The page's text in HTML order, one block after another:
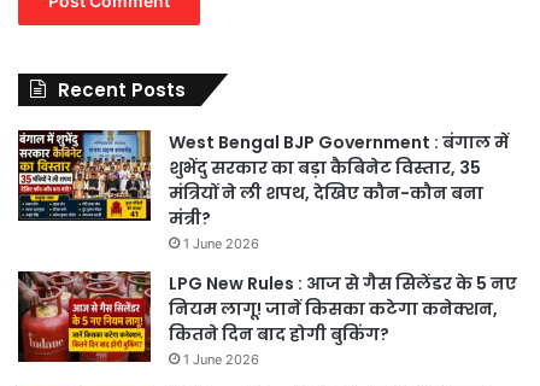
Recent Posts
West Bengal BJP Government : बंगाल में
शुभेंदु सरकार का बड़ा कैबिनेट विस्तार, 35
मंत्रियों ने ली शपथ, देखिए कौन-कौन बना
मंत्री?
1 June 2026
LPG New Rules : आज से गैस सिलेंडर के 5 नए
नियम लागू! जानें किसका कटेगा कनेक्शन,
कितने दिन बाद होगी बुकिंग?
1 June 2026